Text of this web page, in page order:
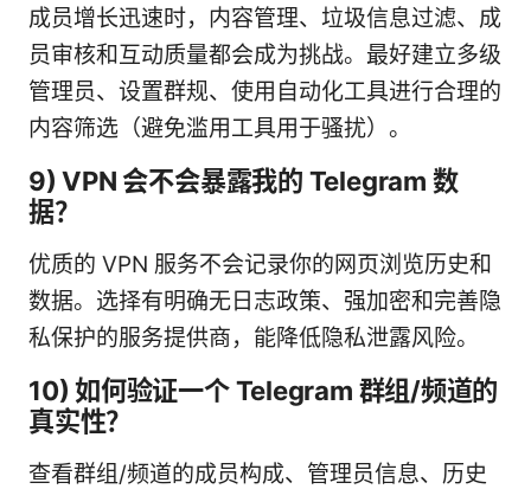
成员增长迅速时，内容管理、垃圾信息过滤、成
员审核和互动质量都会成为挑战。最好建立多级
管理员、设置群规、使用自动化工具进行合理的
内容筛选（避免滥用工具用于骚扰）。
9) VPN 会不会暴露我的 Telegram 数
据？
优质的 VPN 服务不会记录你的网页浏览历史和
数据。选择有明确无日志政策、强加密和完善隐
私保护的服务提供商，能降低隐私泄露风险。
10) 如何验证一个 Telegram 群组/频道的
真实性？
查看群组/频道的成员构成、管理员信息、历史